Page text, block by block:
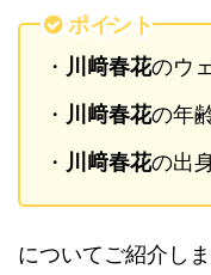
ポイント
・ 川﨑春花のウ
・ 川﨑春花の年
・ 川﨑春花の出
についてご紹介しま